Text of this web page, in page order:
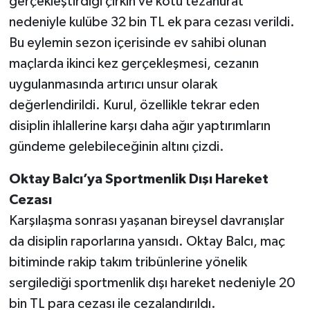
nedeniyle kulübe 32 bin TL ek para cezası verildi.
Bu eylemin sezon içerisinde ev sahibi olunan
maçlarda ikinci kez gerçekleşmesi, cezanın
uygulanmasında artırıcı unsur olarak
değerlendirildi. Kurul, özellikle tekrar eden
disiplin ihlallerine karşı daha ağır yaptırımların
gündeme gelebileceğinin altını çizdi.
Oktay Balcı’ya Sportmenlik Dışı Hareket
Cezası
Karşılaşma sonrası yaşanan bireysel davranışlar
da disiplin raporlarına yansıdı. Oktay Balcı, maç
bitiminde rakip takım tribünlerine yönelik
sergilediği sportmenlik dışı hareket nedeniyle 20
bin TL para cezası ile cezalandırıldı.